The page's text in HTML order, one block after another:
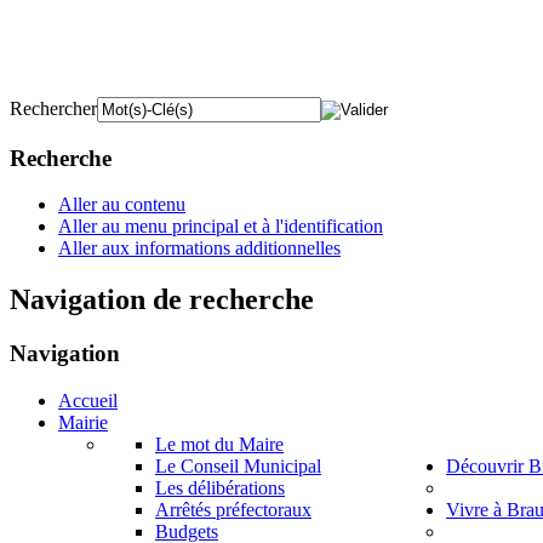
Rechercher
Recherche
Aller au contenu
Aller au menu principal et à l'identification
Aller aux informations additionnelles
Navigation de recherche
Navigation
Accueil
Mairie
Le mot du Maire
Le Conseil Municipal
Les délibérations
Arrêtés préfectoraux
Budgets
Découvrir
Vivre à